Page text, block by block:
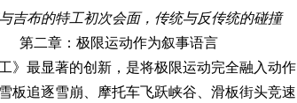
吉布的特工初次会面，传统与反传统的碰撞
第二章：极限运动作为叙事语言
工》最显著的创新，是将极限运动完全融入动作
板追逐雪崩、摩托车飞跃峡谷、滑板街头竞速